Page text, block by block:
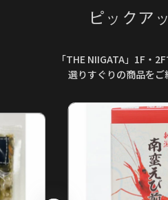
ピックア
「THE NIIGATA」1F・
選りすぐりの商品をご